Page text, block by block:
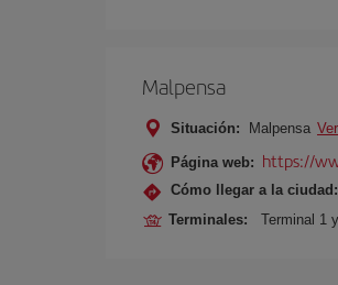
Malpensa
Situación: Malpensa
Página web: https://
Cómo llegar a la ciudad:
Terminales: Terminal 1